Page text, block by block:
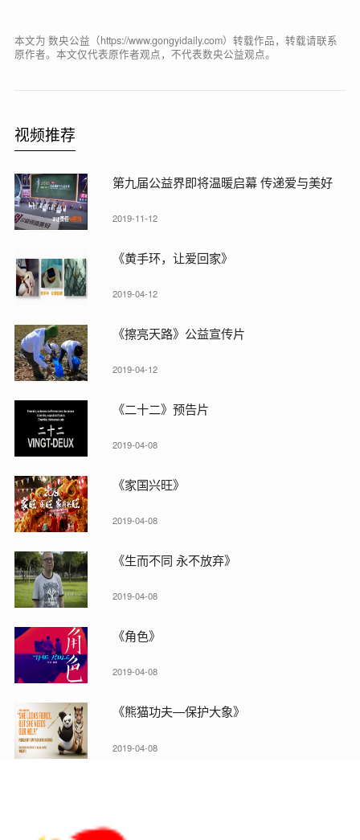
本文为 数央公益（https://www.gongyidaily.com）转载作品，转载请联系
原作者。本文仅代表原作者观点，不代表数央公益观点。
视频推荐
第九届公益界即将温暖启幕 传递爱与美好
2019-11-12
《黄手环，让爱回家》
2019-04-12
《擦亮天路》公益宣传片
2019-04-12
《二十二》预告片
2019-04-08
《家国兴旺》
2019-04-08
《生而不同 永不放弃》
2019-04-08
《角色》
2019-04-08
《熊猫功夫—保护大象》
2019-04-08